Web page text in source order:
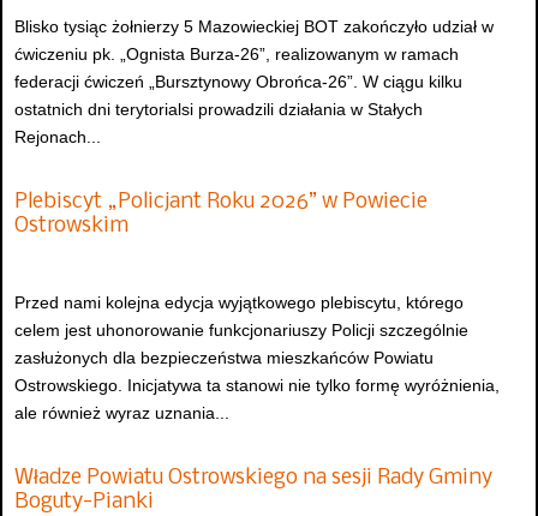
Blisko tysiąc żołnierzy 5 Mazowieckiej BOT zakończyło udział w
ćwiczeniu pk. „Ognista Burza-26”, realizowanym w ramach
federacji ćwiczeń „Bursztynowy Obrońca-26”. W ciągu kilku
ostatnich dni terytorialsi prowadzili działania w Stałych
Rejonach...
Plebiscyt „Policjant Roku 2026” w Powiecie
Ostrowskim
Przed nami kolejna edycja wyjątkowego plebiscytu, którego
celem jest uhonorowanie funkcjonariuszy Policji szczególnie
zasłużonych dla bezpieczeństwa mieszkańców Powiatu
Ostrowskiego. Inicjatywa ta stanowi nie tylko formę wyróżnienia,
ale również wyraz uznania...
Władze Powiatu Ostrowskiego na sesji Rady Gminy
Boguty-Pianki